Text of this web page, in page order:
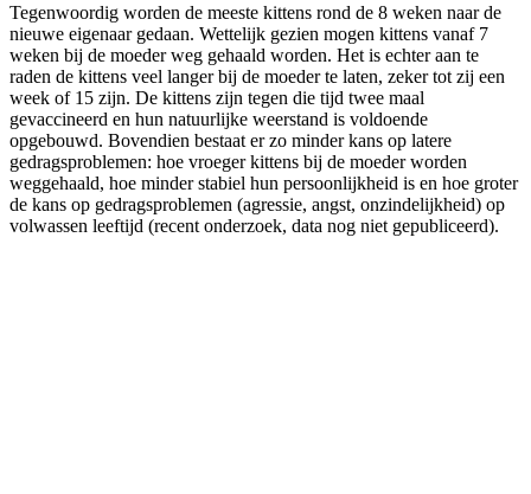
Tegenwoordig worden de meeste kittens rond de 8 weken naar de
nieuwe eigenaar gedaan. Wettelijk gezien mogen kittens vanaf 7
weken bij de moeder weg gehaald worden. Het is echter aan te
raden de kittens veel langer bij de moeder te laten, zeker tot zij een
week of 15 zijn. De kittens zijn tegen die tijd twee maal
gevaccineerd en hun natuurlijke weerstand is voldoende
opgebouwd. Bovendien bestaat er zo minder kans op latere
gedragsproblemen: hoe vroeger kittens bij de moeder worden
weggehaald, hoe minder stabiel hun persoonlijkheid is en hoe groter
de kans op gedragsproblemen (agressie, angst, onzindelijkheid) op
volwassen leeftijd (recent onderzoek, data nog niet gepubliceerd).